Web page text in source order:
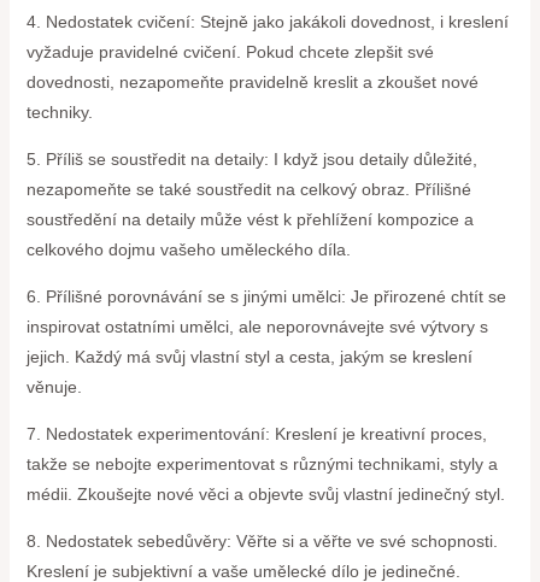
4. Nedostatek cvičení: Stejně jako jakákoli dovednost, i kreslení
vyžaduje pravidelné cvičení. Pokud chcete zlepšit své
dovednosti, nezapomeňte pravidelně kreslit a zkoušet nové
techniky.
5. Příliš se soustředit na detaily: I když jsou detaily důležité,
nezapomeňte se také soustředit na celkový obraz. Přílišné
soustředění na detaily může vést k přehlížení kompozice a
celkového dojmu vašeho uměleckého díla.
6. Přílišné porovnávání se s jinými umělci: Je přirozené chtít se
inspirovat ostatními umělci, ale neporovnávejte své výtvory s
jejich. Každý má svůj vlastní styl a cesta, jakým se kreslení
věnuje.
7. Nedostatek experimentování: Kreslení je kreativní proces,
takže se nebojte experimentovat s různými technikami, styly a
médii. Zkoušejte nové věci a objevte svůj vlastní jedinečný styl.
8. Nedostatek sebedůvěry: Věřte si a věřte ve své schopnosti.
Kreslení je subjektivní a vaše umělecké dílo je jedinečné.